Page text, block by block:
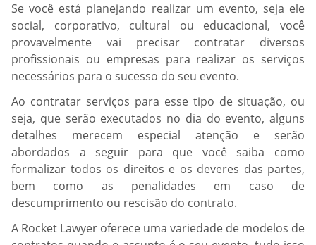
Se você está planejando realizar um evento, seja ele
social, corporativo, cultural ou educacional, você
provavelmente vai precisar contratar diversos
profissionais ou empresas para realizar os serviços
necessários para o sucesso do seu evento.
Ao contratar serviços para esse tipo de situação, ou
seja, que serão executados no dia do evento, alguns
detalhes merecem especial atenção e serão
abordados a seguir para que você saiba como
formalizar todos os direitos e os deveres das partes,
bem como as penalidades em caso de
descumprimento ou rescisão do contrato.
A Rocket Lawyer oferece uma variedade de modelos de